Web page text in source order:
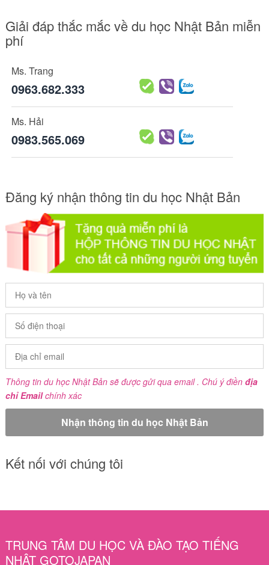
Giải đáp thắc mắc về du học Nhật Bản miễn
phí
Ms. Trang
0963.682.333
Ms. Hải
0983.565.069
Đăng ký nhận thông tin du học Nhật Bản
Thông tin du học Nhật Bản sẽ được gửi qua email . Chú ý điền địa
chỉ Emailchính xác
Kết nối với chúng tôi
TRUNG TÂM DU HỌC VÀ ĐÀO TẠO TIẾNG
NHẬT GOTOJAPAN